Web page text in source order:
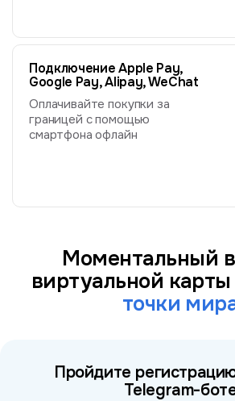
Подключение Apple Pay,
Google Pay, Alipay, WeChat
Оплачивайте покупки за
границей с помощью
смартфона офлайн
Моментальный
виртуальной карты
точки
Пройдите
Telegram-